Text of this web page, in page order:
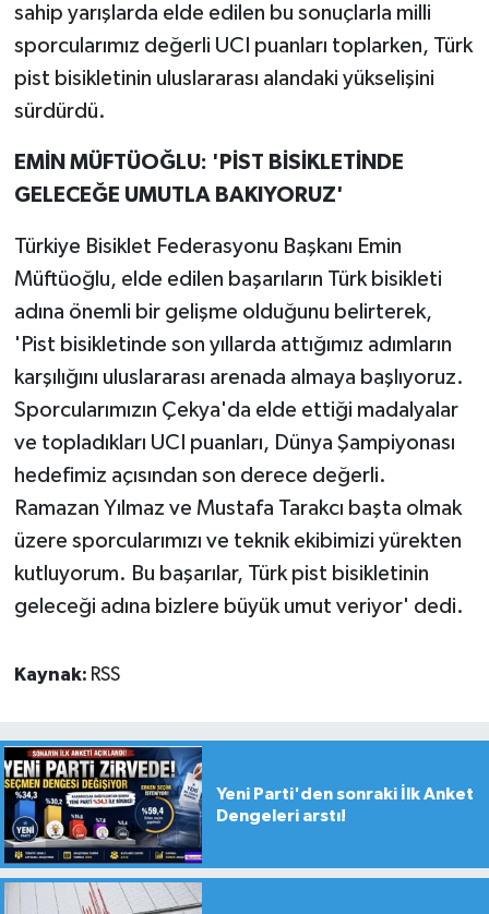
sahip yarışlarda elde edilen bu sonuçlarla milli
sporcularımız değerli UCI puanları toplarken, Türk
pist bisikletinin uluslararası alandaki yükselişini
sürdürdü.
EMİN MÜFTÜOĞLU: 'PİST BİSİKLETİNDE
GELECEĞE UMUTLA BAKIYORUZ'
Türkiye Bisiklet Federasyonu Başkanı Emin
Müftüoğlu, elde edilen başarıların Türk bisikleti
adına önemli bir gelişme olduğunu belirterek,
'Pist bisikletinde son yıllarda attığımız adımların
karşılığını uluslararası arenada almaya başlıyoruz.
Sporcularımızın Çekya'da elde ettiği madalyalar
ve topladıkları UCI puanları, Dünya Şampiyonası
hedefimiz açısından son derece değerli.
Ramazan Yılmaz ve Mustafa Tarakcı başta olmak
üzere sporcularımızı ve teknik ekibimizi yürekten
kutluyorum. Bu başarılar, Türk pist bisikletinin
geleceği adına bizlere büyük umut veriyor' dedi.
Kaynak: RSS
Yeni Parti'den sonraki İlk Anket
Dengeleri arstı!